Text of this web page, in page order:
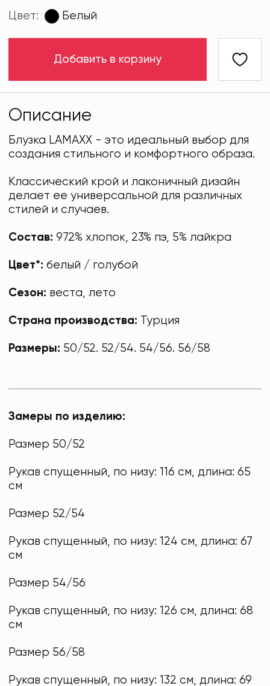
Цвет: Белый
Добавить в корзину
Описание
Блузка LAMAXX - это идеальный выбор для
создания стильного и комфортного образа.
Классический крой и лаконичный дизайн
делает ее универсальной для различных
стилей и случаев.
Состав: 972% хлопок, 23% пэ, 5% лайкра
Цвет*: белый / голубой
Сезон: веста, лето
Страна производства: Турция
Размеры: 50/52. 52/54. 54/56. 56/58
Замеры по изделию:
Размер 50/52
Рукав спущенный, по низу: 116 см, длина: 65
см
Размер 52/54
Рукав спущенный, по низу: 124 см, длина: 67
см
Размер 54/56
Рукав спущенный, по низу: 126 см, длина: 68
см
Размер 56/58
Рукав спущенный, по низу: 132 см, длина: 69